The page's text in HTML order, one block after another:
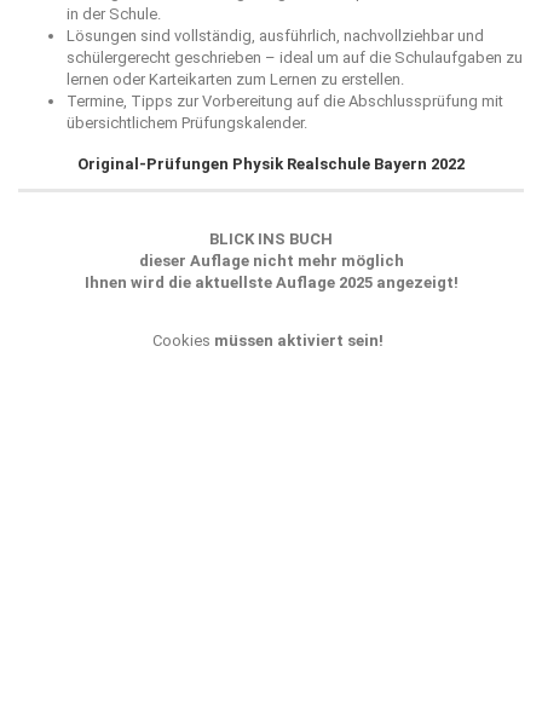
in der Schule.
Lösungen sind vollständig, ausführlich, nachvollziehbar und
schülergerecht geschrieben – ideal um auf die Schulaufgaben zu
lernen oder Karteikarten zum Lernen zu erstellen.
Termine, Tipps zur Vorbereitung auf die Abschlussprüfung mit
übersichtlichem Prüfungskalender.
Original-Prüfungen Physik Realschule Bayern 2022
BLICK INS BUCH
dieser Auflage nicht mehr möglich
Ihnen wird die aktuellste Auflage 2025 angezeigt!
Cookies müssen aktiviert sein!